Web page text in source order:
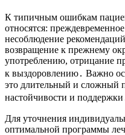
К типичным ошибкам
относятся:
несоблюдение
возвращение к прежнему
употреблению, отрицание
к выздоровлению․ Важно
это длительный и сложный
настойчивости и
Для уточнения
оптимальной программы